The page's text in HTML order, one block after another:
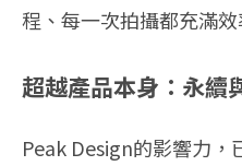
程、每一次拍攝都充滿效
超越產品本身：永續
Peak Design的影響力，